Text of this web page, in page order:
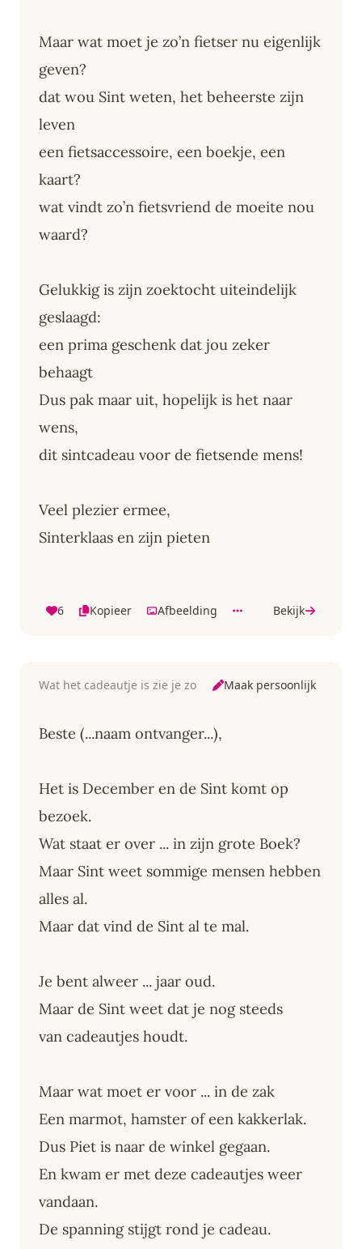
Maar wat moet je zo’n fietser nu eigenlijk
geven?
dat wou Sint weten, het beheerste zijn
leven
een fietsaccessoire, een boekje, een
kaart?
wat vindt zo’n fietsvriend de moeite nou
waard?
Gelukkig is zijn zoektocht uiteindelijk
geslaagd:
een prima geschenk dat jou zeker
behaagt
Dus pak maar uit, hopelijk is het naar
wens,
dit sintcadeau voor de fietsende mens!
Veel plezier ermee,
Sinterklaas en zijn pieten
6 Kopieer Afbeelding Bekijk
Wat het cadeautje is zie je zo Maak persoonlijk
Beste (...naam ontvanger...),
Het is December en de Sint komt op
bezoek.
Wat staat er over ... in zijn grote Boek?
Maar Sint weet sommige mensen hebben
alles al.
Maar dat vind de Sint al te mal.
Je bent alweer ... jaar oud.
Maar de Sint weet dat je nog steeds
van cadeautjes houdt.
Maar wat moet er voor ... in de zak
Een marmot, hamster of een kakkerlak.
Dus Piet is naar de winkel gegaan.
En kwam er met deze cadeautjes weer
vandaan.
De spanning stijgt rond je cadeau.